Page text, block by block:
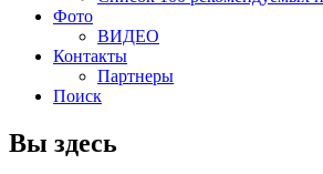
Фото
ВИДЕО
Контакты
Партнеры
Поиск
Вы здесь